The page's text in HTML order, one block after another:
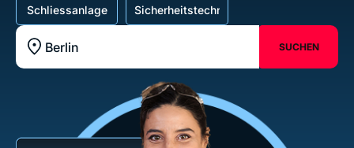
Schliessanlage Sicherheitstechnik
Standort z.B. Frankfurt am Main
SUCHEN